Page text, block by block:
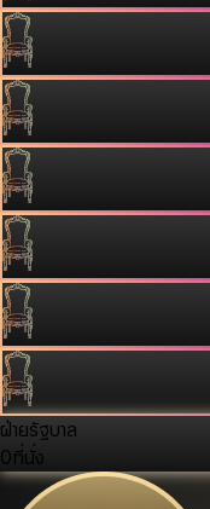
ฝ่ายรัฐบาล
0ที่นั่ง